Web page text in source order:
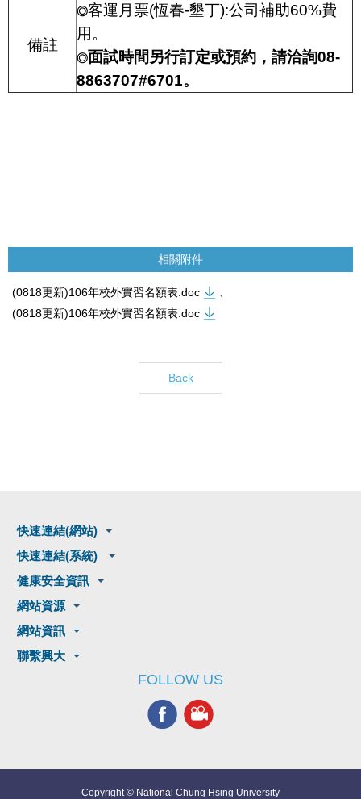
備註
◎客運月票(恆春-墾丁):公司補助60%費
用。
◎面試時間另行訂定或預約，請洽詢08-
8863707#6701。
相關附件
(0818更新)106年校外實習名額表.doc
(0818更新)106年校外實習名額表.doc
Back
快速連結(網站)
快速連結(系統)
健康安全資訊
網站資源
網站資訊
聯繫興大
FOLLOW US
Copyright © National Chung Hsing University